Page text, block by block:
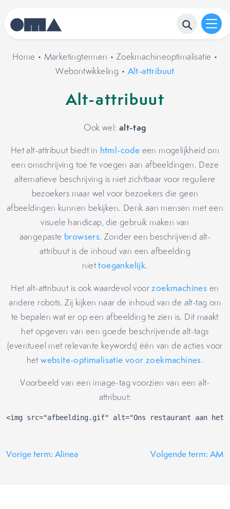
Home • Marketingtermen • Zoekmachineoptimalisatie •
Webontwikkeling • Alt-attribuut
Alt-attribuut
Ook wel: alt-tag
Het alt-attribuut biedt in html-code een mogelijkheid om
een omschrijving toe te voegen aan afbeeldingen. Deze
alternatieve beschrijving is niet zichtbaar voor reguliere
bezoekers maar wel voor bezoekers die geen
afbeeldingen kunnen bekijken. Denk aan mensen met een
visuele handicap, die gebruik maken van
aangepaste browsers. Zonder een beschrijvend alt-
attribuut is de inhoud van een afbeelding
niettoegankelijk.
Het alt-attribuut is ook waardevol voorzoekmachines en
andere robots. Zij kijken naar de inhoud van de alt-tag om
te bepalen wat er op een afbeelding te zien is. Dit maakt
het opgeven van een goede beschrijvende alt-tags
(eventueel met relevante keywords) één van de acties voor
hetwebsite-optimalisatie voor zoekmachines.
Voorbeeld van een image-tag voorzien van een alt-
attribuut:
<img src="afbeelding.gif" alt="Ons restaurant aan het
Vorige term: Alinea Volgende term: AM